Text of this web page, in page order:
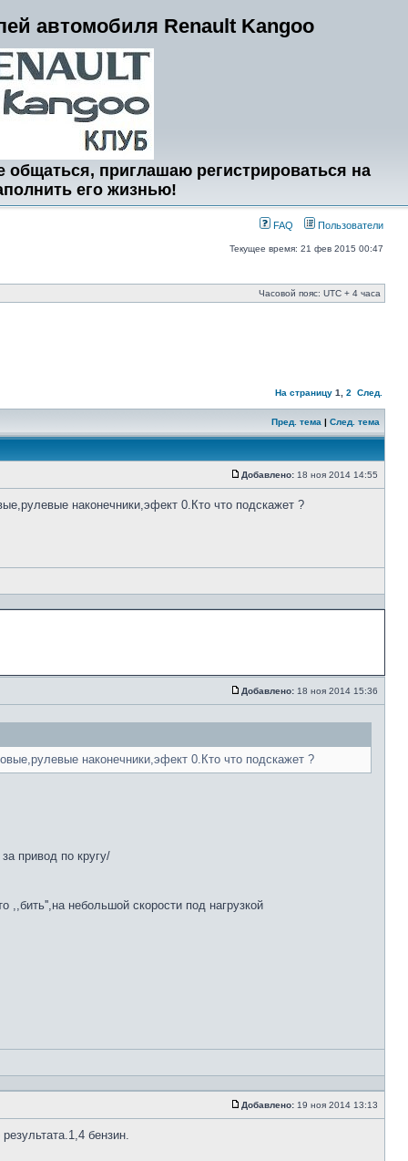
автомобиля Renault Kangoo
приглашаю регистрироваться на
его жизнью!
FAQ Пользователи
Текущее время: 21 фев 2015 00:47
Часовой пояс: UTC + 4 часа
На страницу 1 2 След.
Пред. тема | След. тема
Добавлено: 18 ноя 2014 14:55
наконечники,эфект 0.Кто что подскажет ?
Добавлено: 18 ноя 2014 15:36
наконечники,эфект 0.Кто что подскажет ?
привод по кругу/
небольшой скорости под нагрузкой
Добавлено: 19 ноя 2014 13:13
бензин.